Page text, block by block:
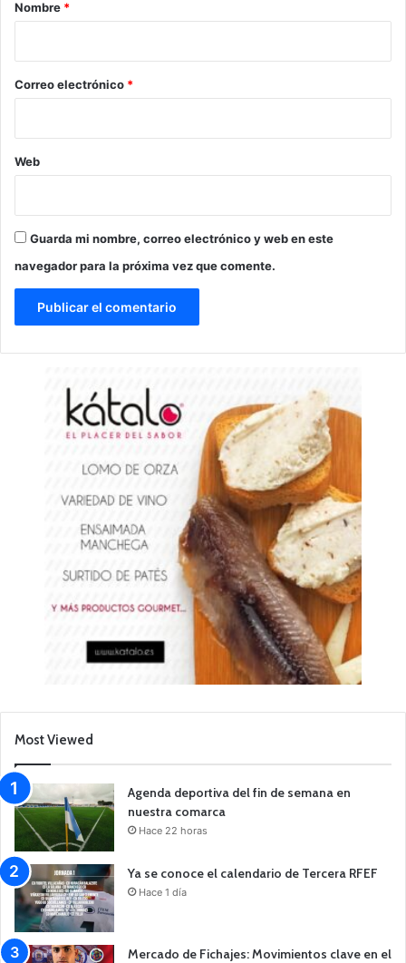
*
Nombre *
Correo electrónico *
Web
Guarda mi nombre, correo electrónico y web en este
navegador para la próxima vez que comente.
Most Viewed
Agenda deportiva del fin de semana en
nuestra comarca
Hace 22 horas
Ya se conoce el calendario de Tercera RFEF
Hace 1 día
Mercado de Fichajes: Movimientos clave en el